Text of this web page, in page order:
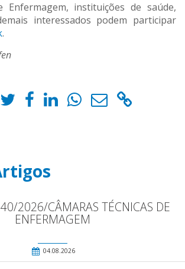
Enfermagem, instituições de saúde,
interessados podem participar
.
40/2026/CÂMARAS TÉCNICAS DE
ENFERMAGEM
04.08.2026